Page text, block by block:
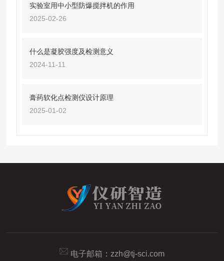
实验室用中小型防爆搅拌机的作用
2025-02-26
什么是凝胶强度及检测意义
2024-11-11
膏药软化点检测仪设计原理
2025-01-02
电子邮箱： zzh@tj-sci.com